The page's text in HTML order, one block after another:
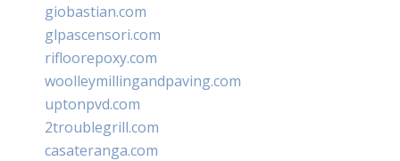
giobastian.com
glpascensori.com
rifloorepoxy.com
woolleymillingandpaving.com
uptonpvd.com
2troublegrill.com
casateranga.com